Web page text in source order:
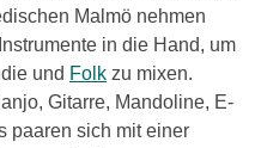
Malmö nehmen
in die Hand, um
und Folk zu mixen.
Gitarre, Mandoline, E-
paaren sich mit einer